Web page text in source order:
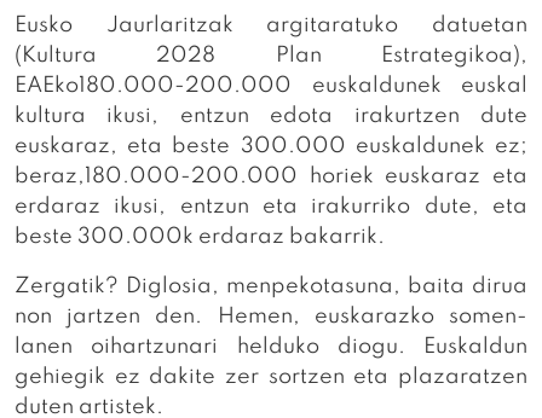
Eusko Jaurlaritzak argitaratuko datuetan
(Kultura 2028 Plan Estrategikoa),
EAEko180.000-200.000 euskaldunek euskal
kultura ikusi, entzun edota irakurtzen dute
euskaraz, eta beste 300.000 euskaldunek ez;
beraz,180.000-200.000 horiek euskaraz eta
erdaraz ikusi, entzun eta irakurriko dute, eta
beste 300.000k erdaraz bakarrik.
Zergatik? Diglosia, menpekotasuna, baita dirua
non jartzen den. Hemen, euskarazko somen-
lanen oihartzunari helduko diogu. Euskaldun
gehiegik ez dakite zer sortzen eta plazaratzen
duten artistek.